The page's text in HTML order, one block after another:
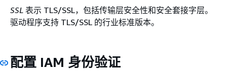
SSL 表示 TLS/SSL，包括传输层安全性和安全套接字层。
驱动程序支持 TLS/SSL 的行业标准版本。
配置 IAM 身份验证